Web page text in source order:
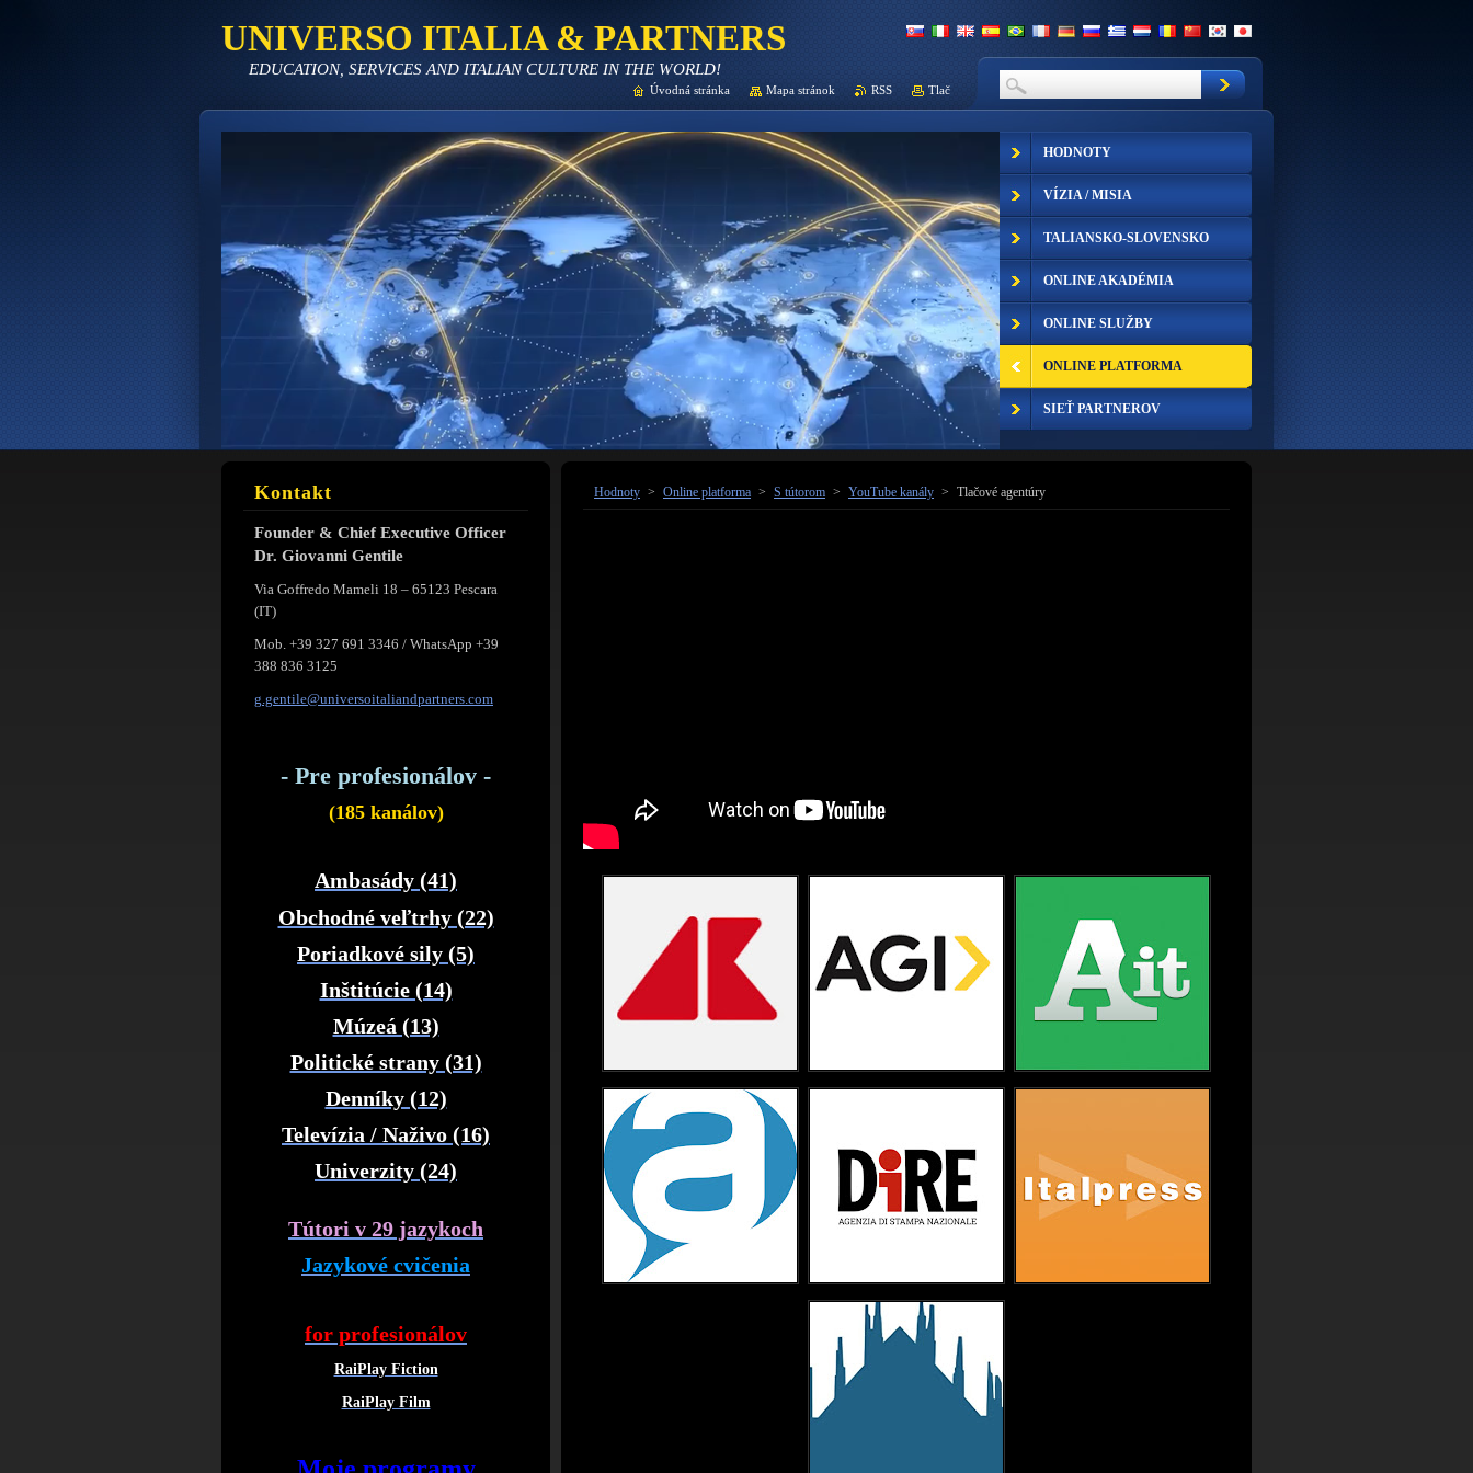
UNIVERSO ITALIA & PARTNERS
EDUCATION, SERVICES AND ITALIAN CULTURE IN THE WORLD!
Hodnoty > Online platforma > S tútorom > YouTube kanály > Tlačové agentúry
Kontakt
Founder & Chief Executive Officer
Dr. Giovanni Gentile
Via Goffredo Mameli 18 – 65123 Pescara
(IT)
Mob. +39 327 691 3346 / WhatsApp +39
388 836 3125
g.gentile@universoitaliandpartners.com
- Pre profesionálov -
(185 kanálov)
Ambasády (41)
Obchodné veľtrhy (22)
Poriadkové sily (5)
Inštitúcie (14)
Múzeá (13)
Politické strany (31)
Denníky (12)
Televízia / Naživo (16)
Univerzity (24)
Tútori v 29 jazykoch
Jazykové cvičenia
for profesionálov
RaiPlay Fiction
RaiPlay Film
HODNOTY
VÍZIA / MISIA
TALIANSKO-SLOVENSKO
ONLINE AKADÉMIA
ONLINE SLUŽBY
ONLINE PLATFORMA
SIEŤ PARTNEROV
Úvodná stránka Mapa stránok RSS Tlač